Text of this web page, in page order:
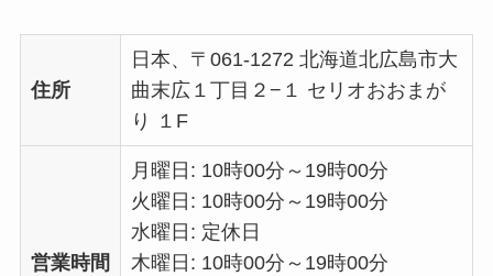
住所
日本、〒061-1272 北海道北広島市大
曲末広１丁目２−１ セリオおおまが
り １F
営業時間
月曜日: 10時00分～19時00分
火曜日: 10時00分～19時00分
水曜日: 定休日
木曜日: 10時00分～19時00分